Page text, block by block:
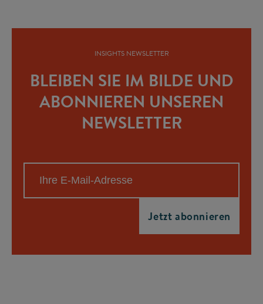
INSIGHTS NEWSLETTER
BLEIBEN SIE IM BILDE UND
ABONNIEREN UNSEREN
NEWSLETTER